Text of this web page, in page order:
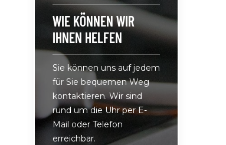
WIE KÖNNEN WIR
IHNEN HELFEN
Sie können uns auf jedem
für Sie bequemen Weg
kontaktieren. Wir sind
rund um die Uhr per E-
Mail oder Telefon
erreichbar.